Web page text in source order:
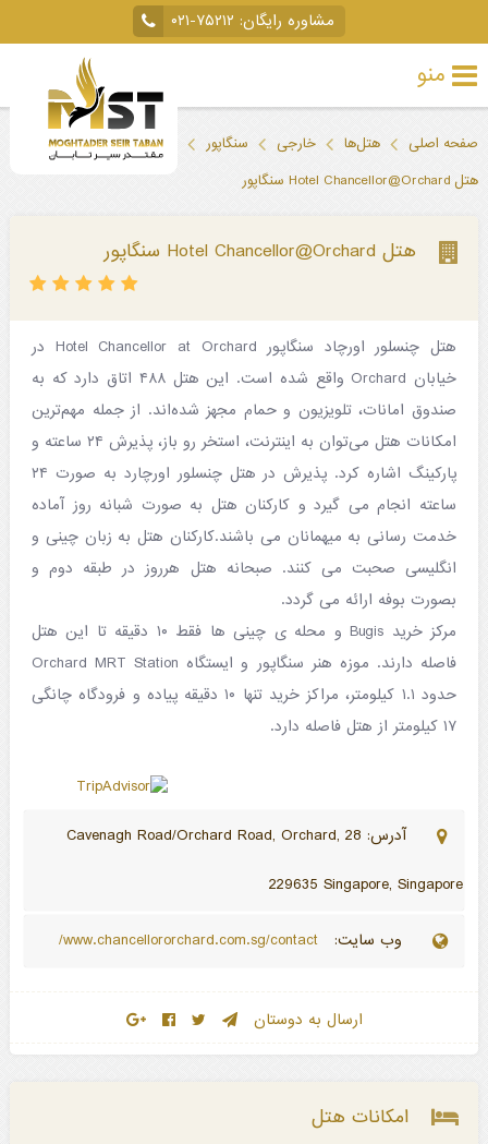
مشاوره رایگان: ۰۲۱-۷۵۲۱۲
منو
داخلی
آخری
جاذبه‌های
گردشگری
صفحه اصلی هتل‌ها خارجی
سنگاپور
هتل Hotel Chancellor@Orchard سنگاپور
هتل Hotel Chancellor@Orchard سنگاپور
هتل چنسلور اورچاد سنگاپور Hotel Chancellor at Orchard در
خیابان Orchard واقع شده است. این هتل ۴۸۸ اتاق دارد که به
صندوق امانات، تلویزیون و حمام مجهز شده‌اند. از جمله مهم‌ترین
امکانات هتل می‌توان به اینترنت، استخر رو باز، پذیرش ۲۴ ساعته و
پارکینگ اشاره کرد. پذیرش در هتل چنسلور اورچارد به صورت ۲۴
ساعته انجام می گیرد و کارکنان هتل به صورت شبانه روز آماده
خدمت رسانی به میهمانان می باشند.کارکنان هتل به زبان چینی و
انگلیسی صحبت می کنند. صبحانه هتل هرروز در طبقه دوم و
بصورت بوفه ارائه می گردد.
مرکز خرید Bugis و محله ی چینی ها فقط ۱۰ دقیقه تا این هتل
فاصله دارند. موزه هنر سنگاپور و ایستگاه Orchard MRT Station
حدود ۱.۱ کیلومتر، مراکز خرید تنها ۱۰ دقیقه پیاده و فرودگاه چانگی
۱۷ کیلومتر از هتل فاصله دارد.
آدرس: 28 Cavenagh Road/Orchard Road, Orchard,
229635 Singapore, Singapore
وب سایت:
ارسال به دوستان
امکانات هتل